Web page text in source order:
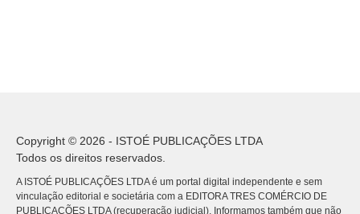
Copyright © 2026 - ISTOÉ PUBLICAÇÕES LTDA
Todos os direitos reservados.
A ISTOÉ PUBLICAÇÕES LTDA é um portal digital independente e sem
vinculação editorial e societária com a EDITORA TRES COMÉRCIO DE
PUBLICACÕES LTDA (recuperação judicial). Informamos também que não